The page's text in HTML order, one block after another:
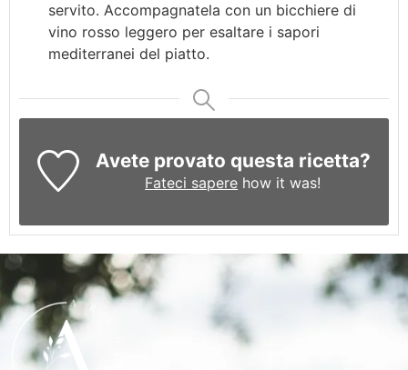
servito. Accompagnatela con un bicchiere di
vino rosso leggero per esaltare i sapori
mediterranei del piatto.
Avete provato questa ricetta?
Fateci sapere how it was!